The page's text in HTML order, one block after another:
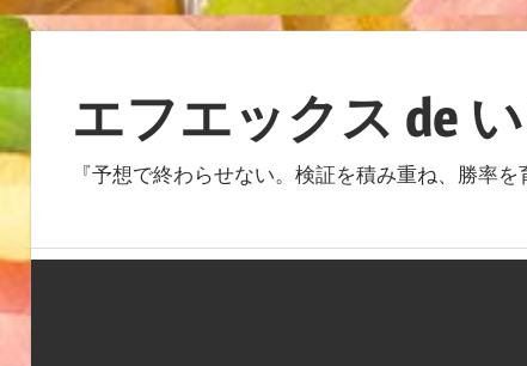
ン
テ
ン
ツ
ス
ッ
エフエックス de
『予想で終わらせない。検証を積み重ね、勝率を